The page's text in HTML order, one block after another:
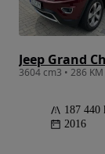
Jeep Grand
3604 cm3 • 286
187 440
2016